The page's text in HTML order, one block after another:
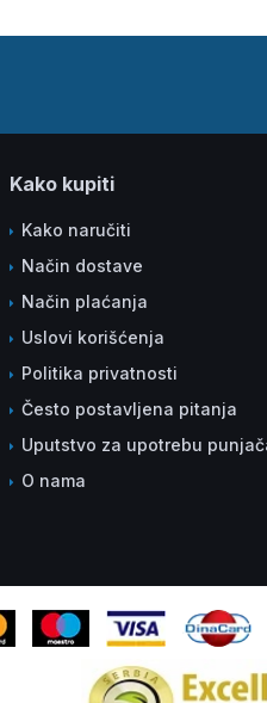
Kako kupiti
Kako naručiti
Način dostave
Način plaćanja
Uslovi korišćenja
Politika privatnosti
Često postavljena pitanja
Uputstvo za upotrebu
O nama